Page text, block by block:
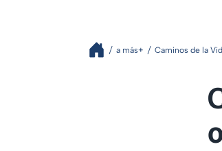
a más+ Caminos de la